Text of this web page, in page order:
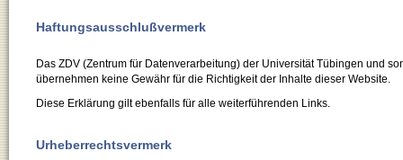
Haftungsausschlußvermerk
Das ZDV (Zentrum für Datenverarbeitung) der Universität Tübingen und
übernehmen keine Gewähr für die Richtigkeit der Inhalte dieser Website.
Diese Erklärung gilt ebenfalls für alle weiterführenden Links.
Urheberrechtsvermerk